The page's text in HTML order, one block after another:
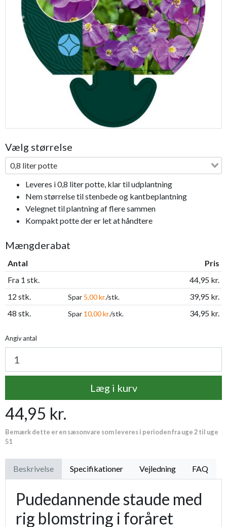
Previous
Vælg størrelse
0,8 liter potte
Leveres i 0,8 liter potte, klar til udplantning
Nem størrelse til stenbede og kantbeplantning
Velegnet til plantning af flere sammen
Kompakt potte der er let at håndtere
Mængderabat
Antal
Pris
Fra 1 stk.
44,95 kr.
12 stk.
Spar 5,00 kr./stk.
39,95 kr.
48 stk.
Spar 10,00 kr./stk. 34,95 kr.
Angiv antal
Læg i kurv
44,95 kr.
Bemærk dette er en sæsonvare som leveres i perioden fra uge 2 til uge
51
Beskrivelse Specifikationer Vejledning FAQ
Pudedannende staude med
rig blomstring i foråret